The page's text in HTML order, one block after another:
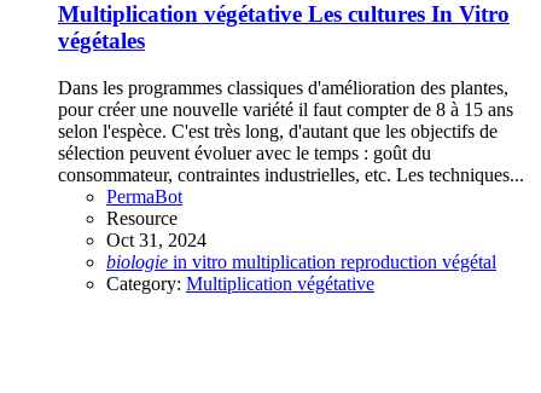
Multiplication végétative Les cultures In Vitro
végétales
Dans les programmes classiques d'amélioration des plantes,
pour créer une nouvelle variété il faut compter de 8 à 15 ans
selon l'espèce. C'est très long, d'autant que les objectifs de
sélection peuvent évoluer avec le temps : goût du
consommateur, contraintes industrielles, etc. Les techniques...
PermaBot
Resource
Oct 31, 2024
biologie in vitro multiplication reproduction végétal
Category: Multiplication végétative